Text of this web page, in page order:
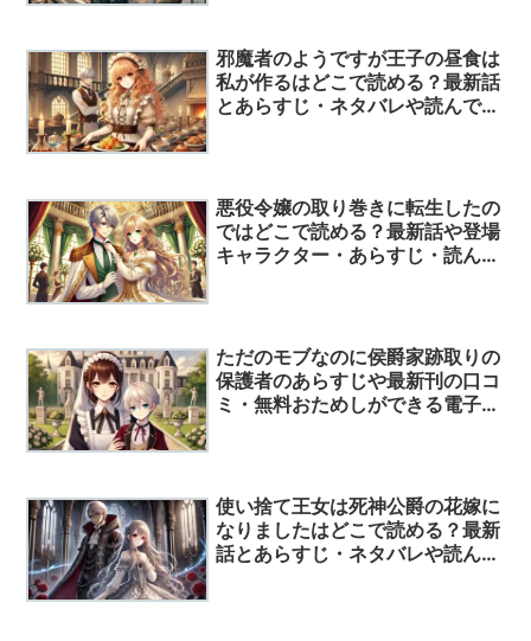
邪魔者のようですが王子の昼食は
私が作るはどこで読める？最新話
とあらすじ・ネタバレや読んでみ
悪役令嬢の取り巻きに転生したの
ではどこで読める？最新話や登場
キャラクター・あらすじ・読んで
ただのモブなのに侯爵家跡取りの
保護者のあらすじや最新刊の口コ
ミ・無料おためしができる電子書
使い捨て王女は死神公爵の花嫁に
なりましたはどこで読める？最新
話とあらすじ・ネタバレや読んで